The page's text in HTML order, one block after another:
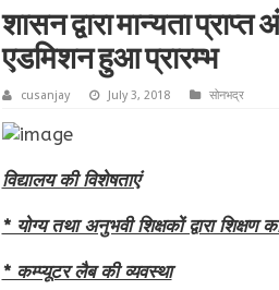
शासन द्वारा मान्यता
एडमिशन हुआ प्रारम्भ
cusanjay July 3, 2018 सोनभद्र
विद्यालय की विशेषताएं
* योग्य तथा अनुभवी शिक्षकों द्वारा शिक्षण
* कम्प्यूटर लैब की व्यवस्था